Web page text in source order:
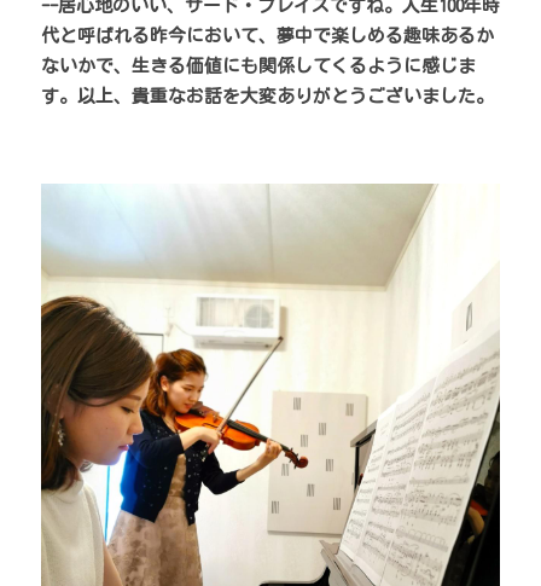
--居心地のいい、サード・プレイスですね。人生100年時
代と呼ばれる昨今において、夢中で楽しめる趣味あるか
ないかで、生きる価値にも関係してくるように感じま
す。以上、貴重なお話を大変ありがとうございました。